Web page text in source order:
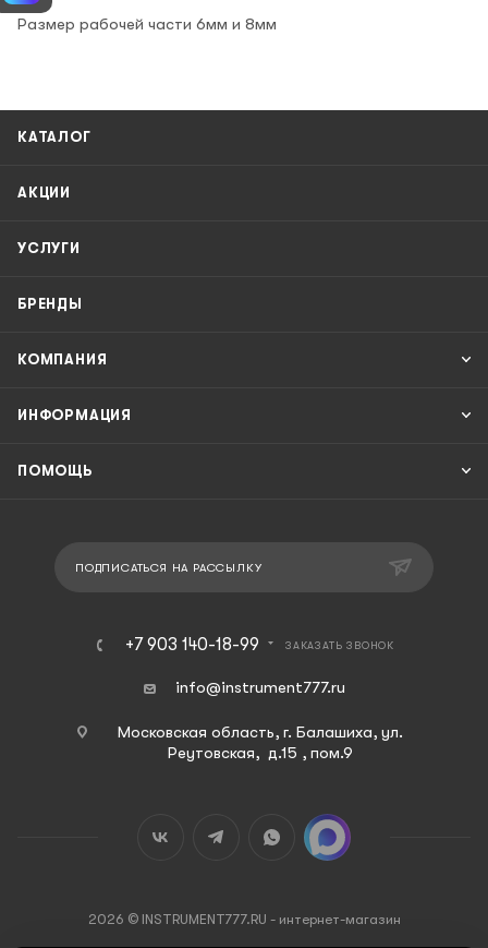
Размер рабочей части 6мм и 8мм
КАТАЛОГ
АКЦИИ
УСЛУГИ
БРЕНДЫ
КОМПАНИЯ
ИНФОРМАЦИЯ
ПОМОЩЬ
ПОДПИСАТЬСЯ НА РАССЫЛКУ
+7 903 140-18-99 ЗАКАЗАТЬ ЗВОНОК
info@instrument777.ru
Московская область, г. Балашиха, ул.
Реутовская, д.15 , пом.9
2026 © INSTRUMENT777.RU - интернет-магазин